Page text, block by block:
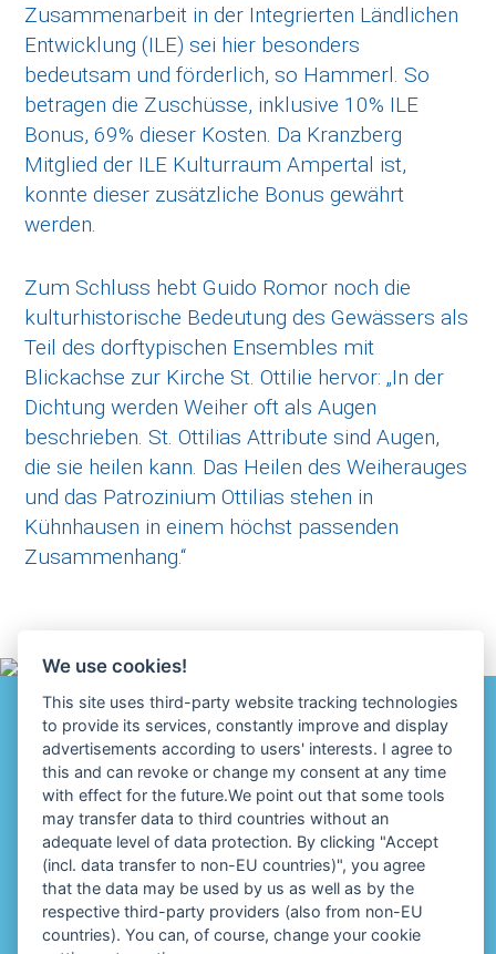
Zusammenarbeit in der Integrierten Ländlichen
Entwicklung (ILE) sei hier besonders
bedeutsam und förderlich, so Hammerl. So
betragen die Zuschüsse, inklusive 10% ILE
Bonus, 69% dieser Kosten. Da Kranzberg
Mitglied der ILE Kulturraum Ampertal ist,
konnte dieser zusätzliche Bonus gewährt
werden.
Zum Schluss hebt Guido Romor noch die
kulturhistorische Bedeutung des Gewässers als
Teil des dorftypischen Ensembles mit
Blickachse zur Kirche St. Ottilie hervor: „In der
Dichtung werden Weiher oft als Augen
beschrieben. St. Ottilias Attribute sind Augen,
die sie heilen kann. Das Heilen des Weiherauges
und das Patrozinium Ottilias stehen in
Kühnhausen in einem höchst passenden
Zusammenhang.“
Impressum
Datenschutz
Cookie-Einstellungen
Kulturraum Ampertal e.V.
Uwe Gerlsbeck (1. Vorsitzender)
Nina Huber (Geschäftsführerin)
Mobil0174 615 77 67
We use cookies!
This site uses third-party website tracking technologies
to provide its services, constantly improve and display
advertisements according to users' interests. I agree to
this and can revoke or change my consent at any time
with effect for the future.We point out that some tools
may transfer data to third countries without an
adequate level of data protection. By clicking "Accept
(incl. data transfer to non-EU countries)", you agree
that the data may be used by us as well as by the
respective third-party providers (also from non-EU
countries). You can, of course, change your cookie